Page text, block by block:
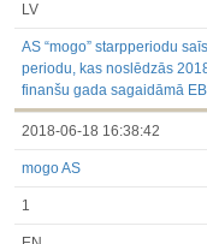
LV
AS “mogo” starpperiodu
periodu, kas noslēdzās
finanšu gada sagaidāmā
2018-06-18 16:38:42
mogo AS
1